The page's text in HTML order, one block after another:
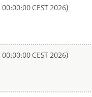
CEST 2026)
CEST 2026)